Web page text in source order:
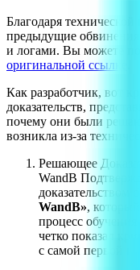
Благодаря
предыдущие
и логами. Вы можете
оригинальной ссылке
Как разработчик, вот
доказательств,
почему они были
возникла из-за
Решающее
WandB
доказательством
WandB»,
процесс
четко показал
с самой первой